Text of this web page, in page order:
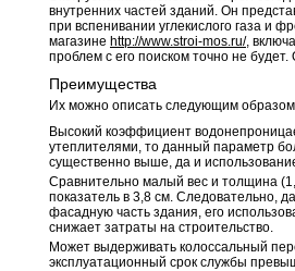
внутренних частей зданий. Он
при вспенивании углекислого газа и
магазине http://www.stroi-mos.ru/,
проблем с его поиском точно не
Преимущества
Их можно описать следующим
Высокий коэффициент
утеплителями, то данный параметр
существенно выше, да и
Сравнительно малый вес и толщина
показатель в 3,8 см. Следовательно,
фасадную часть здания, его
снижает затраты на строительство.
Может выдерживать колоссальный
эксплуатационный срок службы